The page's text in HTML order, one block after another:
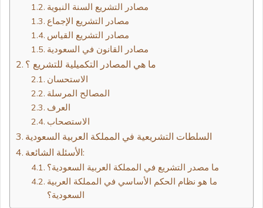
مصادر التشريع السنة النبوية
مصادر التشريع الإجماع
مصادر التشريع القياس
مصادر القانون في السعودية
ما هي المصادر التكميلية للتشريع ؟
الاستحسان
المصالح المرسلة
العرف
الاستصحاب
السلطات التشريعية في المملكة العربية السعودية
الأسئلة الشائعة:
ما مصدر التشريع في المملكة العربية السعودية؟
ما هو نظام الحكم الأساسي في المملكة العربية
السعودية؟